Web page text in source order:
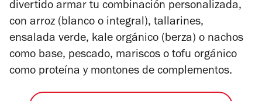
divertido armar tu combinación personalizada,
con arroz (blanco o integral), tallarines,
ensalada verde, kale orgánico (berza) o nachos
como base, pescado, mariscos o tofu orgánico
como proteína y montones de complementos.